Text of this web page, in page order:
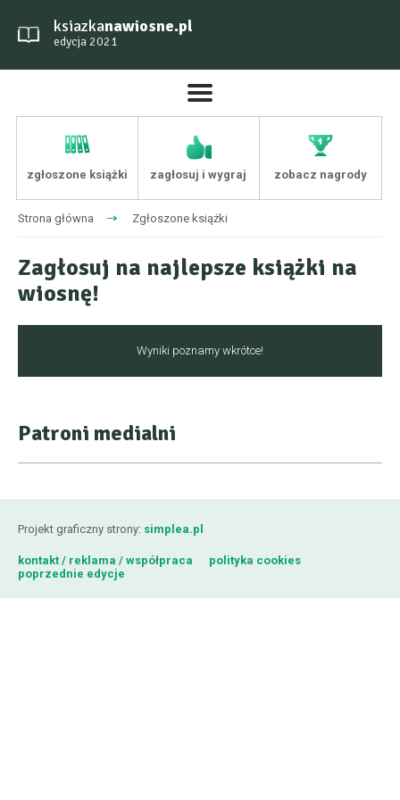
ksiazkanawiosne.pl
edycja 2021
zgłoszone książki zagłosuj i wygraj zobacz nagrody
Strona główna Zgłoszone książki
Zagłosuj na najlepsze książki na
wiosnę!
Wyniki poznamy wkrótce!
Patroni medialni
Projekt graficzny strony: simplea.pl
kontakt / reklama / współpraca
polityka cookies
poprzednie edycje